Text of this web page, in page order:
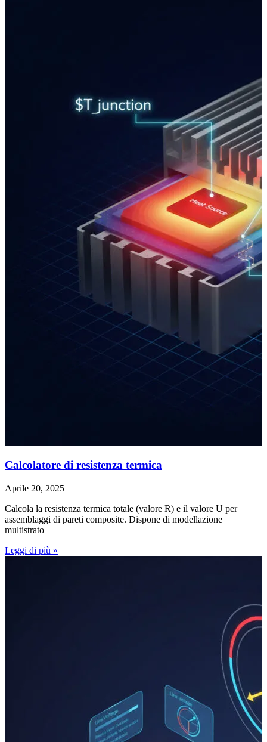
Calcolatore di resistenza termica
Aprile 20, 2025
Calcola la resistenza termica totale (valore R) e il valore U per
assemblaggi di pareti composite. Dispone di modellazione
multistrato
Leggi di più »